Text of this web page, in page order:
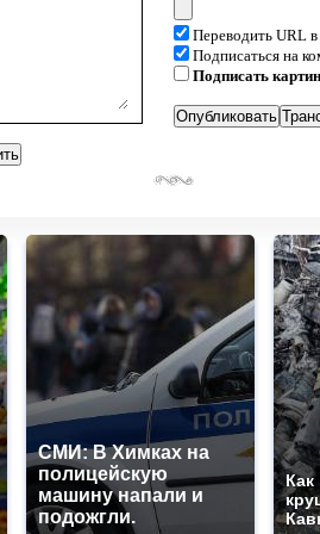
Переводить URL
Подписаться на
Подписать
СМИ: В Химках на
полицейскую
машину напали и
подожгли.
Как